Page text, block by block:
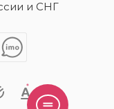
и СНГ